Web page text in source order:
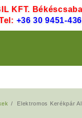
KFT.
+36 30 9451-436
Elektromos Kerékpár